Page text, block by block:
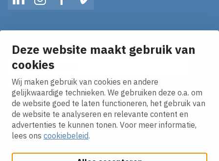
Deze website maakt gebruik van
cookies
Wij maken gebruik van cookies en andere
gelijkwaardige technieken. We gebruiken deze o.a. om
de website goed te laten functioneren, het gebruik van
de website te analyseren en relevante content en
advertenties te kunnen tonen. Voor meer informatie,
lees ons cookiebeleid.
LinkedInInstagramFacebookVimeo
Ontvang onze nieuws alerts in je mailbox!
E-mailadres
Ik ga akkoord met hetprivacy statement.